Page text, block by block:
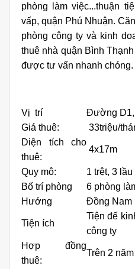
phòng làm việc...thuận
vấp, quận Phú Nhuận.
phòng công ty và kinh
thuê nhà quận Bình
được tư vấn nhanh chóng.
Vị trí
Đường D1,
Giá thuê:
33triệu/
Diện tích cho
thuê:
4x17m
Quy mô:
1 trệt, 3 lầu
Bố trí phòng
6 phòng
Hướng
Đồng Nam
Tiện ích
Tiện để
công ty
Hợp đồng
thuê:
Trên 2 năm